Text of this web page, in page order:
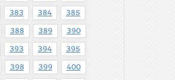
383 384 385
388 389 390
393 394 395
398 399 400